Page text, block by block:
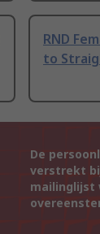
RND
to
De
verstrekt
mailinglijst